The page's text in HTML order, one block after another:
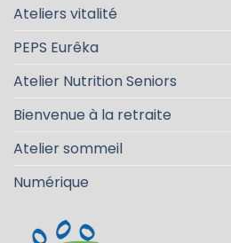
Ateliers vitalité
PEPS Eurêka
Atelier Nutrition Seniors
Bienvenue à la retraite
Atelier sommeil
Numérique